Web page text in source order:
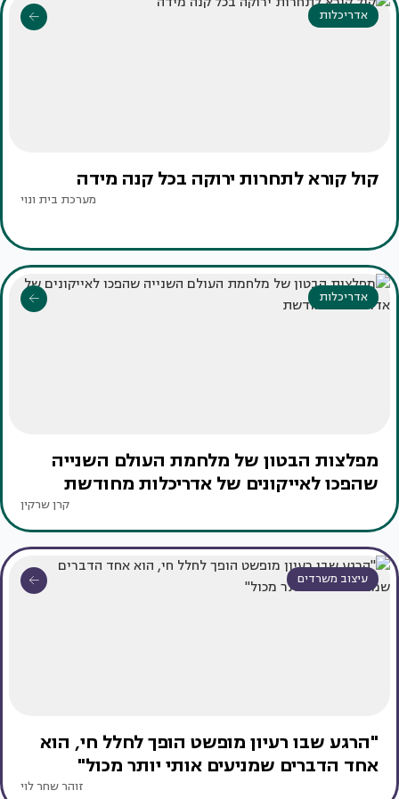
אדריכלות
קול קורא לתחרות ירוקה בכל קנה מידה
מערכת בית ונוי
אדריכלות
מפלצות הבטון של מלחמת העולם השנייה
שהפכו לאייקונים של אדריכלות מחודשת
קרן שרקין
עיצוב משרדים
"הרגע שבו רעיון מופשט הופך לחלל חי, הוא
אחד הדברים שמניעים אותי יותר מכול"
זוהר שחר לוי